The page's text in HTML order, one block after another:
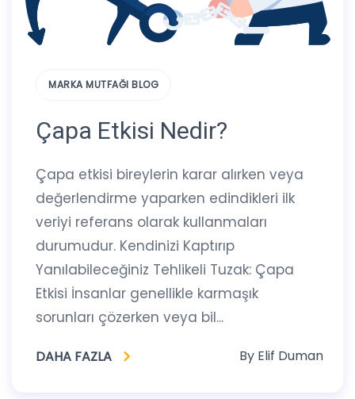
MARKA MUTFAĞI BLOG
Çapa Etkisi Nedir?
Çapa etkisi bireylerin karar alırken veya
değerlendirme yaparken edindikleri ilk
veriyi referans olarak kullanmaları
durumudur. Kendinizi Kaptırıp
Yanılabileceğiniz Tehlikeli Tuzak: Çapa
Etkisi İnsanlar genellikle karmaşık
sorunları çözerken veya bil...
DAHA FAZLA By Elif Duman